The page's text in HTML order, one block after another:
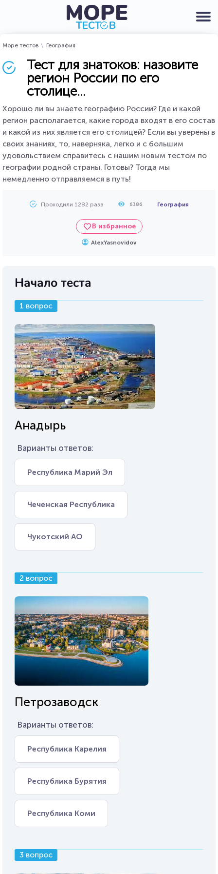
Море тестов География
Тест для знатоков: назовите
регион России по его
столице...
Хорошо ли вы знаете географию России? Где и какой
регион располагается, какие города входят в его состав
и какой из них является его столицей? Если вы уверены в
своих знаниях, то, наверняка, легко и с большим
удовольствием справитесь с нашим новым тестом по
географии родной страны. Готовы? Тогда мы
немедленно отправляемся в путь!
Проходили 1282 раза 6386 География
В избранное
AlexYasnovidov
Начало теста
1 вопрос
Анадырь
Варианты ответов:
Республика Марий Эл
Чеченская Республика
Чукотский АО
2 вопрос
Петрозаводск
Варианты ответов:
Республика Карелия
Республика Бурятия
Республика Коми
3 вопрос